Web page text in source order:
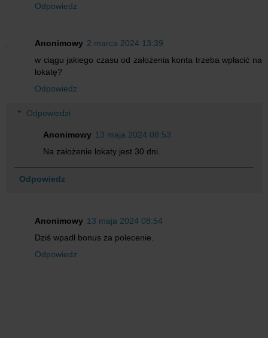
Odpowiedz
Anonimowy 2 marca 2024 13:39
w ciągu jakiego czasu od założenia konta trzeba wpłacić na
lokatę?
Odpowiedz
Odpowiedzi
Anonimowy 13 maja 2024 08:53
Na założenie lokaty jest 30 dni.
Odpowiedz
Anonimowy 13 maja 2024 08:54
Dziś wpadł bonus za polecenie.
Odpowiedz